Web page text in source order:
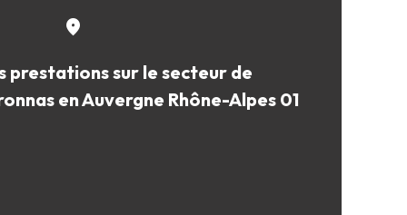
prestations sur le secteur de
en Auvergne Rhône-Alpes 01